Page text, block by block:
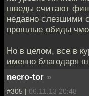
шведы считают
недавно слезшими
прошлые обиды
Но в целом, все в
именно благодаря
necro-tor »
#305 | 06.11.13 20:48